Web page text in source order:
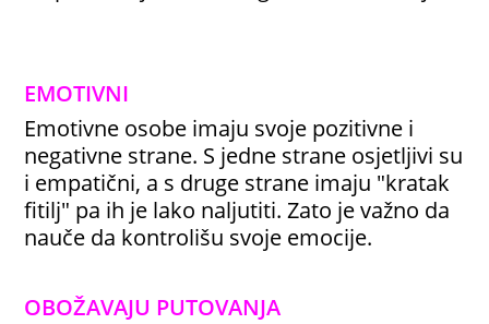
EMOTIVNI
Emotivne osobe imaju svoje pozitivne i
negativne strane. S jedne strane osjetljivi su
i empatični, a s druge strane imaju "kratak
fitilj" pa ih je lako naljutiti. Zato je važno da
nauče da kontrolišu svoje emocije.
OBOŽAVAJU PUTOVANJA